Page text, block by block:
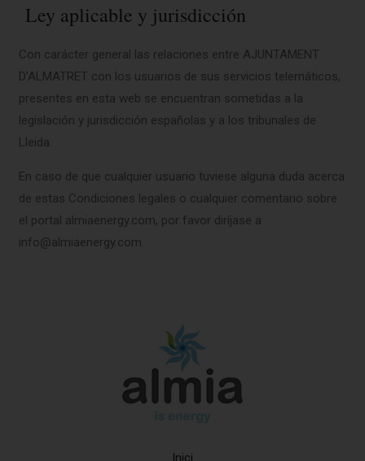
Ley aplicable y jurisdicción
Con carácter general las relaciones entre AJUNTAMENT
D’ALMATRET con los usuarios de sus servicios telemáticos,
presentes en esta web se encuentran sometidas a la
legislación y jurisdicción españolas y a los tribunales de
Lleida.
En caso de que cualquier usuario tuviese alguna duda acerca
de estas Condiciones legales o cualquier comentario sobre
el portal almiaenergy.com, por favor diríjase a
info@almiaenergy.com.
Inici